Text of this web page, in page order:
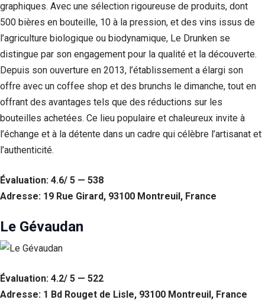
graphiques. Avec une sélection rigoureuse de produits, dont
500 bières en bouteille, 10 à la pression, et des vins issus de
l’agriculture biologique ou biodynamique, Le Drunken se
distingue par son engagement pour la qualité et la découverte.
Depuis son ouverture en 2013, l’établissement a élargi son
offre avec un coffee shop et des brunchs le dimanche, tout en
offrant des avantages tels que des réductions sur les
bouteilles achetées. Ce lieu populaire et chaleureux invite à
l’échange et à la détente dans un cadre qui célèbre l’artisanat et
l’authenticité.
Évaluation: 4.6/ 5 — 538
Adresse: 19 Rue Girard, 93100 Montreuil, France
Le Gévaudan
Évaluation: 4.2/ 5 — 522
Adresse: 1 Bd Rouget de Lisle, 93100 Montreuil, France
du site Web.
En partageant
votre intérêt et
votre
lorsque vous
visitez notre
augmentez les
chances de
offres
personnalisés.